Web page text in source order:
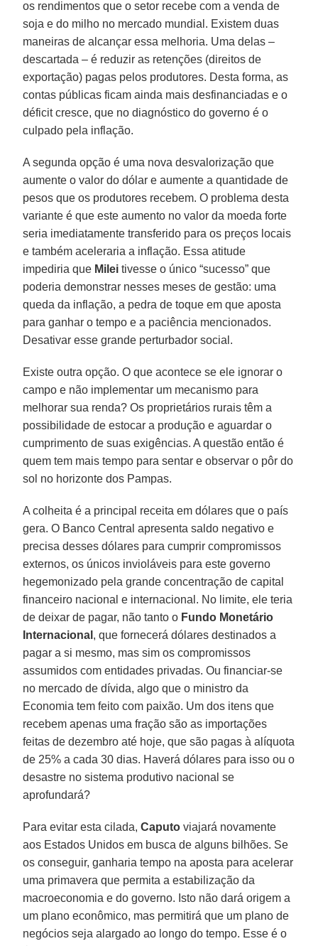
os rendimentos que o setor recebe com a venda de
soja e do milho no mercado mundial. Existem duas
maneiras de alcançar essa melhoria. Uma delas –
descartada – é reduzir as retenções (direitos de
exportação) pagas pelos produtores. Desta forma, as
contas públicas ficam ainda mais desfinanciadas e o
déficit cresce, que no diagnóstico do governo é o
culpado pela inflação.
A segunda opção é uma nova desvalorização que
aumente o valor do dólar e aumente a quantidade de
pesos que os produtores recebem. O problema desta
variante é que este aumento no valor da moeda forte
seria imediatamente transferido para os preços locais
e também aceleraria a inflação. Essa atitude
impediria que Milei tivesse o único “sucesso” que
poderia demonstrar nesses meses de gestão: uma
queda da inflação, a pedra de toque em que aposta
para ganhar o tempo e a paciência mencionados.
Desativar esse grande perturbador social.
Existe outra opção. O que acontece se ele ignorar o
campo e não implementar um mecanismo para
melhorar sua renda? Os proprietários rurais têm a
possibilidade de estocar a produção e aguardar o
cumprimento de suas exigências. A questão então é
quem tem mais tempo para sentar e observar o pôr do
sol no horizonte dos Pampas.
A colheita é a principal receita em dólares que o país
gera. O Banco Central apresenta saldo negativo e
precisa desses dólares para cumprir compromissos
externos, os únicos invioláveis para este governo
hegemonizado pela grande concentração de capital
financeiro nacional e internacional. No limite, ele teria
de deixar de pagar, não tanto o Fundo Monetário
Internacional , que fornecerá dólares destinados a
pagar a si mesmo, mas sim os compromissos
assumidos com entidades privadas. Ou financiar-se
no mercado de dívida, algo que o ministro da
Economia tem feito com paixão. Um dos itens que
recebem apenas uma fração são as importações
feitas de dezembro até hoje, que são pagas à alíquota
de 25% a cada 30 dias. Haverá dólares para isso ou o
desastre no sistema produtivo nacional se
aprofundará?
Para evitar esta cilada,Caputo viajará novamente
aos Estados Unidos em busca de alguns bilhões. Se
os conseguir, ganharia tempo na aposta para acelerar
uma primavera que permita a estabilização da
macroeconomia e do governo. Isto não dará origem a
um plano econômico, mas permitirá que um plano de
negócios seja alargado ao longo do tempo. Esse é o